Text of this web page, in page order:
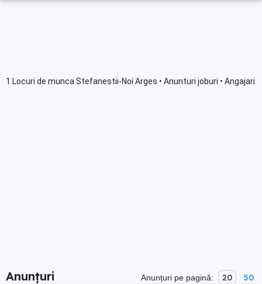
1 Locuri de munca Stefanestii-Noi Arges • Anunturi joburi • Angajari
Anunțuri Anunțuri pe pagină: 20 50